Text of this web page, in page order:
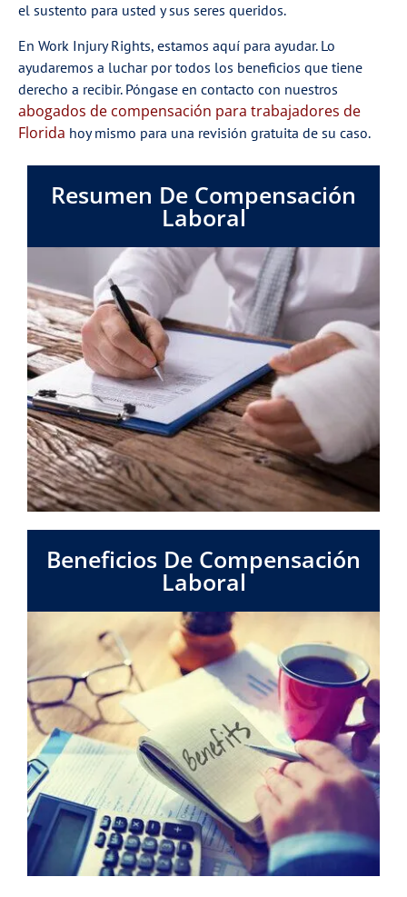
el sustento para usted y sus seres queridos.
En Work Injury Rights, estamos aquí para ayudar. Lo
ayudaremos a luchar por todos los beneficios que tiene
derecho a recibir. Póngase en contacto con nuestros
abogados de compensación para trabajadores de
Florida hoy mismo para una revisión gratuita de su caso.
Resumen De Compensación
Laboral
Beneficios De Compensación
Laboral